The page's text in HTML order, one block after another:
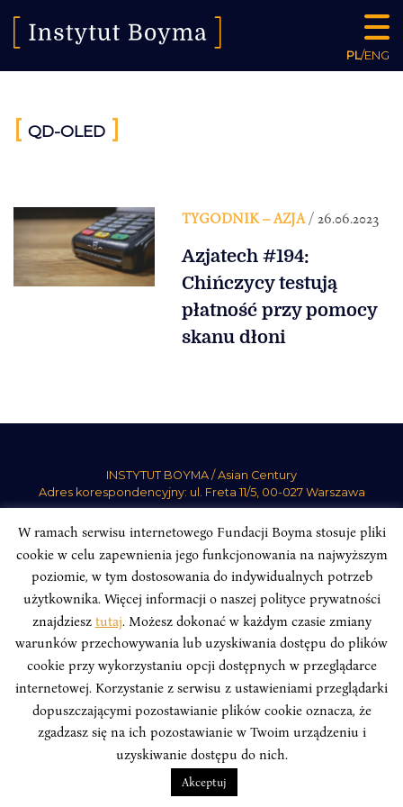
PL/ENG
[ QD-OLED ]
TYGODNIK – AZJA/ 26.06.2023
Azjatech #194:
Chińczycy testują
płatność przy pomocy
skanu dłoni
INSTYTUT BOYMA / Asian Century
Adres korespondencyjny: ul. Freta 11/5, 00-027 Warszawa
Odwiedź nas w mediach społecznościowych:
INSTYTUT BOYMA. WSZELKIE PRAWA ZASTRZEŻONE.
Polityka
Prywatności Serwisu Polityka Prywatności Fundacji
design Beata Świerczyńska , development Alan Głodek
W ramach serwisu internetowego Fundacji Boyma stosuje pliki
cookie w celu zapewnienia jego funkcjonowania na najwyższym
poziomie, w tym dostosowania do indywidualnych potrzeb
użytkownika. Więcej informacji o naszej polityce prywatności
znajdziesz tutaj. Możesz dokonać w każdym czasie zmiany
warunków przechowywania lub uzyskiwania dostępu do plików
cookie przy wykorzystaniu opcji dostępnych w przeglądarce
internetowej. Korzystanie z serwisu z ustawieniami przeglądarki
dopuszczającymi pozostawianie plików cookie oznacza, że
zgadzasz się na ich pozostawianie w Twoim urządzeniu i
uzyskiwanie dostępu do nich.
Akceptuj